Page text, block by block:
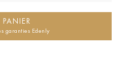
garanties Edenly